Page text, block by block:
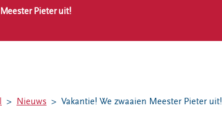
Contact
Klantenservice
SYP
Pieter uit!
Nieuws Vakantie! We zwaaien Meester Pieter uit!